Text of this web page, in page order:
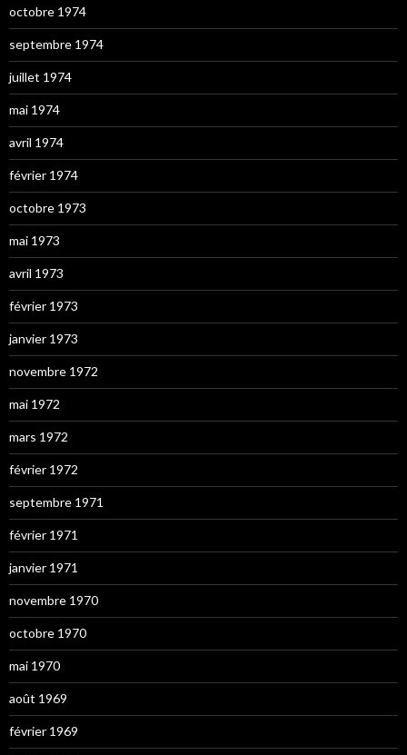
octobre 1974
septembre 1974
juillet 1974
mai 1974
avril 1974
février 1974
octobre 1973
mai 1973
avril 1973
février 1973
janvier 1973
novembre 1972
mai 1972
mars 1972
février 1972
septembre 1971
février 1971
janvier 1971
novembre 1970
octobre 1970
mai 1970
août 1969
février 1969